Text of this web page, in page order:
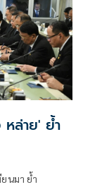
ล่าย' ย้ำ
นมา ย้ำ